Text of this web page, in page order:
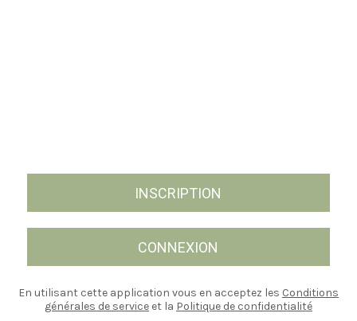
INSCRIPTION
CONNEXION
En utilisant cette application vous en acceptez les Conditions
générales de service et la Politique de confidentialité